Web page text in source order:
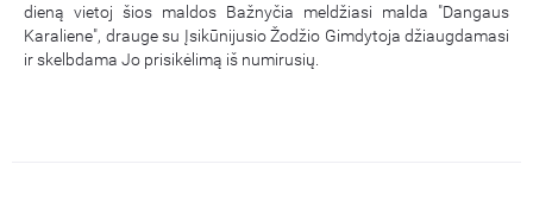
dieną vietoj šios maldos Bažnyčia meldžiasi malda "Dangaus
Karaliene", drauge su Įsikūnijusio Žodžio Gimdytoja džiaugdamasi
ir skelbdama Jo prisikėlimą iš numirusių.